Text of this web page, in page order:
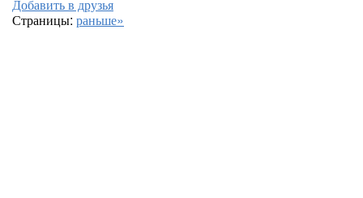
Добавить в друзья
Страницы: раньше»